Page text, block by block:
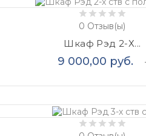
0 Отзыв(ы)
Шкаф Рэд 2-Х...
9 000,00 руб.